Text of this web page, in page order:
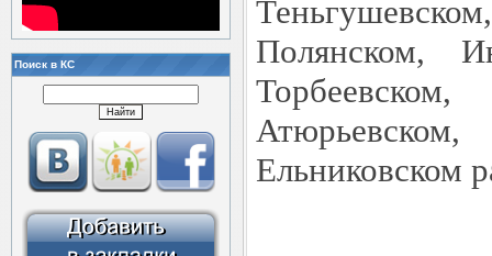
Поиск в КС
Полянском,
Ельниковском